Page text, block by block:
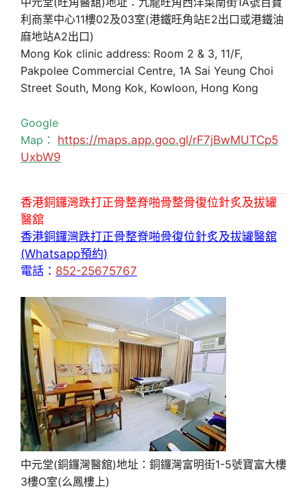
利商業中心11樓02及03室(港鐵旺角站E2出口或港鐵油
麻地站A2出口)
Mong Kok clinic address: Room 2 & 3, 11/F,
Pakpolee Commercial Centre, 1A Sai Yeung Choi
Street South, Mong Kok, Kowloon, Hong Kong
Google
Map： https://maps.app.goo.gl/rF7jBwMUTCp5
UxbW9
香港銅鑼灣跌打正骨整脊啪骨整骨復位針炙及拔罐
醫舘
香港銅鑼灣跌打正骨整脊啪骨復位針炙及拔罐醫舘
(Whatsapp預約)
電話： 852-25675767
中元堂(銅鑼灣醫舘)地址：銅鑼灣富明街1-5號寶富大樓
3樓O室(么鳳樓上)